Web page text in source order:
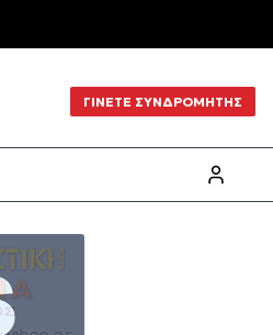
ΓΙΝΕΤΕ ΣΥΝΔΡΟΜΗΤΗΣ